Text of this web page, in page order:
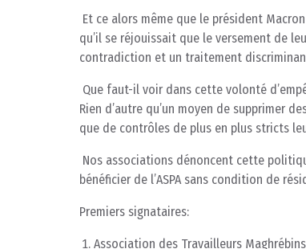
Et ce alors même que le président
qu’il se réjouissait que le versement de
contradiction et un traitement
Que faut-il voir dans cette volonté
Rien d’autre qu’un moyen de supprimer
que de contrôles de plus en plus stricts
Nos associations dénoncent cette
bénéficier de l’ASPA sans condition de
Premiers signataires:
Association des Travailleurs